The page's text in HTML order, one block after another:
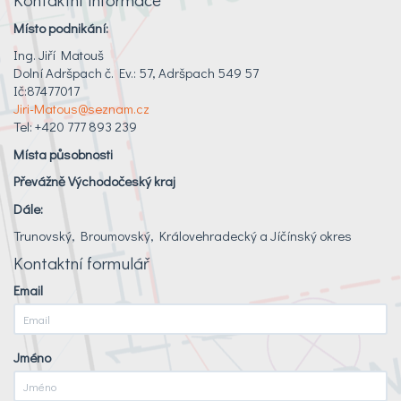
Místo podnikání:
Ing. Jiří Matouš
Dolní Adršpach č. Ev.: 57, Adršpach 549 57
Ič:87477017
Jiri-Matous@seznam.cz
Tel: +420 777 893 239
Místa působnosti
Převážně Východočeský kraj
Dále:
Trunovský, Broumovský, Královehradecký a Jíčínský okres
Kontaktní formulář
Email
Jméno